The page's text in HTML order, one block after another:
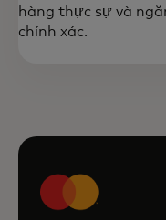
hàng thực sự và
chính xác.